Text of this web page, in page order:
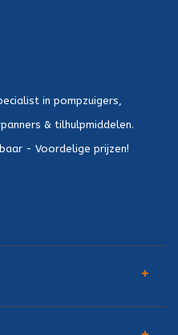
in pompzuigers,
& tilhulpmiddelen.
- Voordelige prijzen!